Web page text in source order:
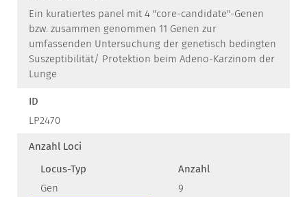
Ein kuratiertes panel mit 4 "core-candidate"-Genen
bzw. zusammen genommen 11 Genen zur
umfassenden Untersuchung der genetisch bedingten
Suszeptibilität/ Protektion beim Adeno-Karzinom der
Lunge
ID
LP2470
Anzahl Loci
Locus-Typ
Anzahl
Gen
9